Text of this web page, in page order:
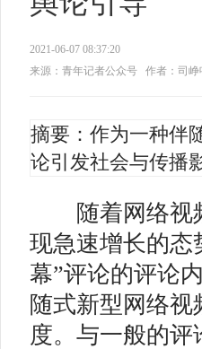
2021-06-07 08:37:20
来源：青年记者公众号
作者：司
摘要：作为一种伴
论引发社会与传播
随着网络视频
现急速增长的态
幕”评论的评论
随式新型网络
度。与一般的